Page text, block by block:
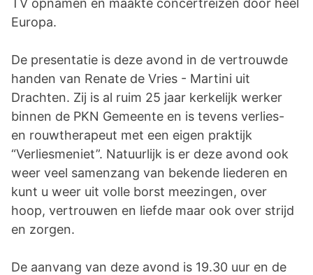
TV opnamen en maakte concertreizen door heel
Europa.
De presentatie is deze avond in de vertrouwde
handen van Renate de Vries - Martini uit
Drachten. Zij is al ruim 25 jaar kerkelijk werker
binnen de PKN Gemeente en is tevens verlies-
en rouwtherapeut met een eigen praktijk
“Verliesmeniet”. Natuurlijk is er deze avond ook
weer veel samenzang van bekende liederen en
kunt u weer uit volle borst meezingen, over
hoop, vertrouwen en liefde maar ook over strijd
en zorgen.
De aanvang van deze avond is 19.30 uur en de